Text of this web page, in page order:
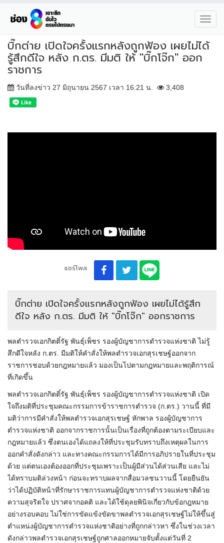
บิ๊กต่าย เปิดใจครั้งแรกหลังถูกฟ้อง เผยไม่ได้
รู้สึกดีใจ หลัง ก.ตร. มีมติ ให้ "บิ๊กโจ๊ก" ออก
ราชการ
วันที่ลงข่าว 27 มิถุนายน 2567 เวลา 16:21 น. 3,408
แชร์โพส
บิ๊กต่าย เปิดใจครั้งแรกหลังถูกฟ้อง เผยไม่ได้รู้สึก
ดีใจ หลัง ก.ตร. มีมติ ให้ "บิ๊กโจ๊ก" ออกราชการ
พลตำรวจเอกกิตติ์รัฐ พันธุ์เพ็ชร รองผู้บัญชาการตำรวจแห่งชาติ ไม่รู้
สึกดีใจหลัง ก.ตร. มีมติให้คำสั่งให้พลตำรวจเอกสุรเชษฐ์ออกจาก
ราชการชอบด้วยกฎหมายแล้ว มองเป็นไปตามกฎหมายและพฤติการณ์
ที่เกิดขึ้น
พลตำรวจเอกกิตติ์รัฐ พันธุ์เพ็ชร รองผู้บัญชาการตำรวจแห่งชาติ เปิด
ใจถึงมติที่ประชุมคณะกรรมการข้าราชการตำรวจ (ก.ตร.) วานนี้ ที่มี
มติว่าการมีคำสั่งให้พลตำรวจเอกสุรเชษฐ์ หักพาล รองผู้บัญชาการ
ตำรวจแห่งชาติ ออกจากราชการนั้นเป็นเรื่องที่ถูกต้องตามระเบียบและ
กฎหมายแล้ว ซึ่งตนเองได้แถลงให้ที่ประชุมรับทราบถึงเหตุผลในการ
ออกคำสั่งดังกล่าว และทางคณะกรรมการได้มีการอภิปรายในที่ประชุม
ด้วย แต่ตนเองต้องออกที่ประชุมเพราะเป็นผู้มีส่วนได้ส่วนเสีย และไม่
ได้ทราบมติล่วงหน้า ก่อนจะทราบผลจากสื่อมวลชนวานนี้ โดยยืนยัน
ว่าได้ปฏิบัติหน้าที่รักษาราชการแทนผู้บัญชาการตำรวจแห่งชาติด้วย
ความสุจริตใจ ปราศจากอคติ และได้ใช้ดุลยพินิจเกี่ยวกับข้อกฎหมาย
อย่างรอบคอบ ไม่ใช่การขัดแข้งขัดขาพลตำรวจเอกสุรเชษฐ์ไม่ให้ขึ้นสู่
ตำแหน่งผู้บัญชาการตำรวจแห่งชาติอย่างที่ถูกกล่าวหา ซึ่งในช่วงเวลา
ดังกล่าวพลตำรวจเอกสุรเชษฐ์ถูกศาลออกหมายจับตั้งแต่วันที่ 2